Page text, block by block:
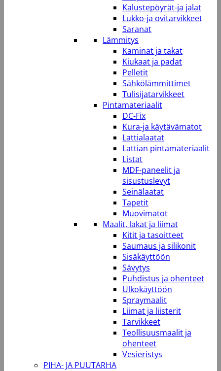
Kalustepöyrät-ja jalat
Lukko-ja ovitarvikkeet
Saranat
Lämmitys
Kaminat ja takat
Kiukaat ja padat
Pelletit
Sähkölämmittimet
Tulisijatarvikkeet
Pintamateriaalit
DC-Fix
Kura-ja käytävämatot
Lattialaatat
Lattian pintamateriaalit
Listat
MDF-paneelit ja
sisustuslevyt
Seinälaatat
Tapetit
Muovimatot
Maalit, lakat ja liimat
Kitit ja tasoitteet
Saumaus ja silikonit
Sisäkäyttöön
Sävytys
Puhdistus ja ohenteet
Ulkokäyttöön
Spraymaalit
Liimat ja liisterit
Tarvikkeet
Teollisuusmaalit ja
ohenteet
Vesieristys
PIHA- JA PUUTARHA